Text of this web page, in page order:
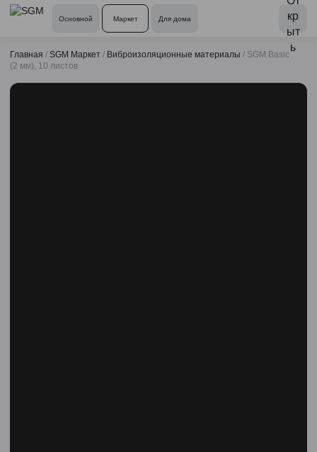
Основной Маркет Для дома
Главная / SGM Маркет / Виброизоляционные материалы / SGM Basic
(2 мм), 10 листов